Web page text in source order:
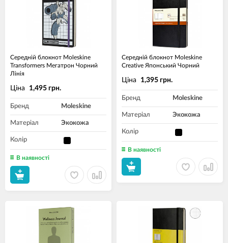
Середній блокнот Moleskine
Transformers Мегатрон Чорний
Лінія
Ціна 1,495 грн.
Бренд Moleskine
Матеріал Экокожа
Колір
В наявності
Середній блокнот Moleskine
Creative Японський Чорний
Ціна 1,395 грн.
Бренд Moleskine
Матеріал Экокожа
Колір
В наявності